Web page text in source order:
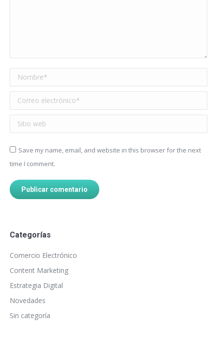
Nombre *
Correo electrónico *
Sitio web
Save my name, email, and website in this browser for the next
time I comment.
Publicar comentario
Categorías
Comercio Electrónico
Content Marketing
Estrategia Digital
Novedades
Sin categoría